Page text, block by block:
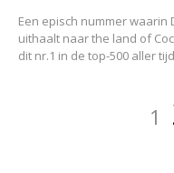
Een episch nummer
uithaalt naar the land of
dit nr.1 in de top-500 aller
1